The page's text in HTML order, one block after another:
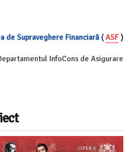
de Supraveghere Financiară ( ASF )
InfoCons de Asigurare